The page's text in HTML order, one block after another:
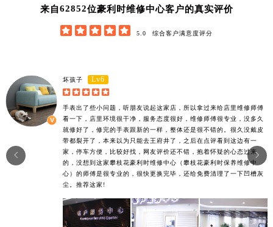
来自62852位豪利时维修中心客户的真实评价
     5.0 综合客户满意度评分
坏孩子 Lv6
    
手表出了些小问题，听朋友说起这家店，所以拿过来给店里维修师傅
看一下，店里环境很干净，服务态度很好，维修师傅很专业，没多久
就修好了，修完的手表跟新的一样，整体还是很不错的。很久没戴皮
带都裂开了，本来以为只能去王府井了，之后在点评看到这边有一
家，停车方便，比较好找，网友评价还不错，抱着怀疑的心态过来
的，没想到这家攀枝花豪利时维修中心（攀枝花豪利时保养维修中
心）的师傅是很专业的，很快更换完毕，还给免费清理了一下凹槽灰
尘。推荐这家!

